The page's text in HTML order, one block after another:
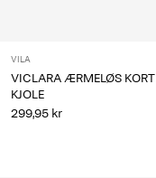
VILA
VICLARA ÆRMELØS KORT
KJOLE
299,95 kr